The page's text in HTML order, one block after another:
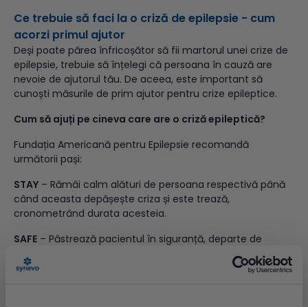
Ce trebuie să faci la o criză de epilepsie - cum
acorzi primul ajutor
Deși poate părea înfricoșător să fii martorul unei crize de
epilepsie, trebuie să înțelegi că persoana în cauză are
nevoie de ajutorul tău. De aceea, este important să
cunoști măsurile de prim ajutor pentru crize epileptice.
Cum să ajuți pe cineva care are o criză epileptică?
Fundația Americană pentru Epilepsie recomandă
următorii pași:
STAY – Rămâi calm alături de persoana respectivă până
când aceasta depășește criza și este trează,
cronometrând durata acesteia.
SAFE – Păstrează pacientul în siguranță, departe de